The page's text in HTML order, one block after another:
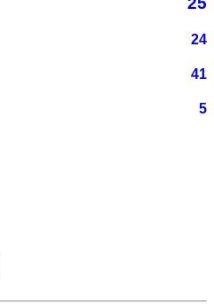
24
41
5